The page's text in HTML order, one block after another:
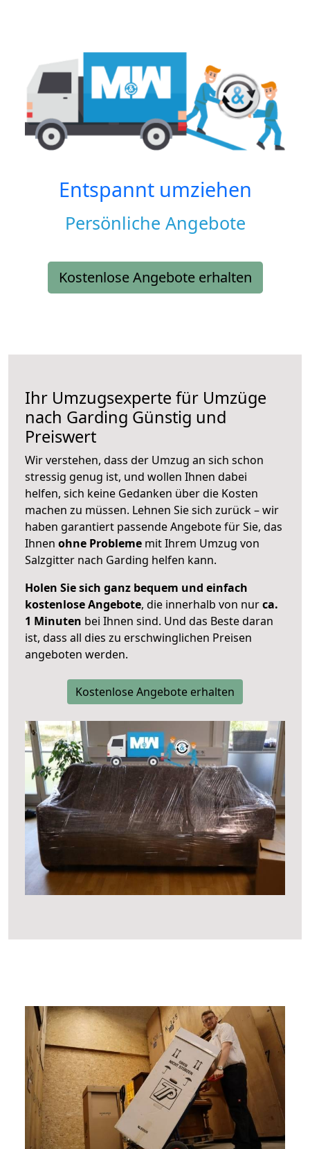
Entspannt umziehen
Persönliche Angebote
Kostenlose Angebote erhalten
Ihr Umzugsexperte für Umzüge
nach Garding Günstig und
Preiswert
Wir verstehen, dass der Umzug an sich schon
stressig genug ist, und wollen Ihnen dabei
helfen, sich keine Gedanken über die Kosten
machen zu müssen. Lehnen Sie sich zurück – wir
haben garantiert passende Angebote für Sie, das
Ihnen ohne Probleme mit Ihrem Umzug von
Salzgitter nach Garding helfen kann.
Holen Sie sich ganz bequem und einfach
kostenlose Angebote, die innerhalb von nurca.
1 Minuten bei Ihnen sind. Und das Beste daran
ist, dass all dies zu erschwinglichen Preisen
angeboten werden.
Kostenlose Angebote erhalten